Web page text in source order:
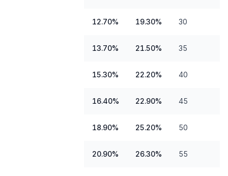
30
19.30%
12.70%
35
21.50%
13.70%
40
22.20%
15.30%
45
22.90%
16.40%
50
25.20%
18.90%
55
26.30%
20.90%